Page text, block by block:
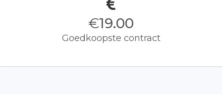
€19.00
Goedkoopste contract